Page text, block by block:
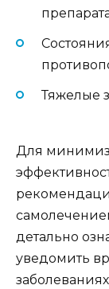
Тяжелые
Для
детально
уведомить